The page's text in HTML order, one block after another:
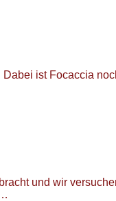
ist Focaccia
und wir